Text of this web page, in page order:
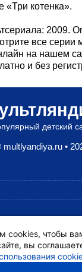
«Три котенка».
2009.
все серии
на нашем
и без
детский
multlyandiya.ru •
cookies, чтобы
вы